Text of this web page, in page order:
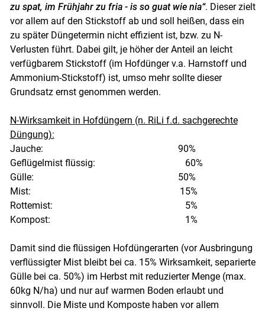
zu spat, im Frühjahr zu fria - is so guat wie nia“. Dieser zielt
vor allem auf den Stickstoff ab und soll heißen, dass ein
zu später Düngetermin nicht effizient ist, bzw. zu N-
Verlusten führt. Dabei gilt, je höher der Anteil an leicht
verfügbarem Stickstoff (im Hofdünger v.a. Harnstoff und
Ammonium-Stickstoff) ist, umso mehr sollte dieser
Grundsatz ernst genommen werden.
N-Wirksamkeit in Hofdüngern (n. RiLi f.d. sachgerechte
Düngung):
Jauche: 90%
Geflügelmist flüssig: 60%
Gülle: 50%
Mist: 15%
Rottemist: 5%
Kompost: 1%
Damit sind die flüssigen Hofdüngerarten (vor Ausbringung
verflüssigter Mist bleibt bei ca. 15% Wirksamkeit, separierte
Gülle bei ca. 50%) im Herbst mit reduzierter Menge (max.
60kg N/ha) und nur auf warmen Boden erlaubt und
sinnvoll. Die Miste und Komposte haben vor allem